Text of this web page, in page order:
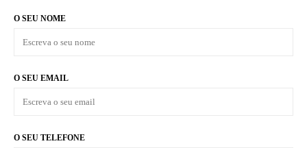
O SEU NOME
O SEU EMAIL
O SEU TELEFONE